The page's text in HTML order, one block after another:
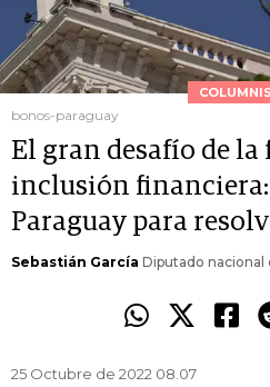
bonos-paraguay
El gran desafío de
inclusión
Paraguay para
Sebastián García Diputado nacional
25 Octubre de 2022 08.07